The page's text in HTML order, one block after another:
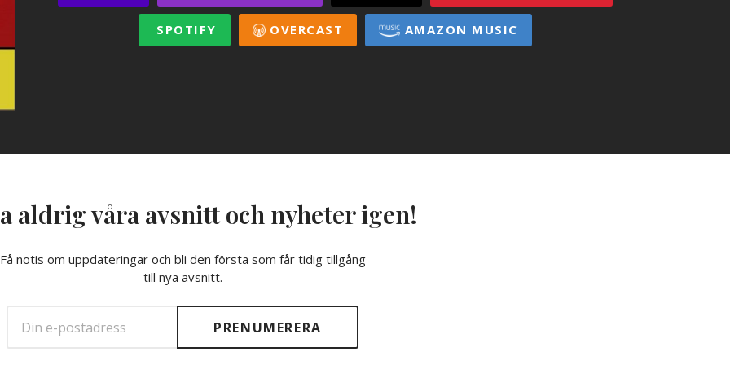
SPOTIFY OVERCAST AMAZON MUSIC
aldrig våra avsnitt och nyheter igen!
Få notis om uppdateringar och bli den första som får tidig tillgång
till nya avsnitt.